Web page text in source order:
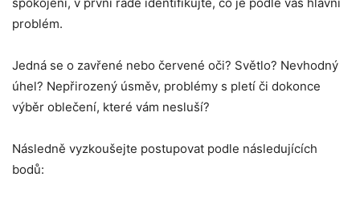
problém.
Jedná se o zavřené nebo červené oči? Světlo? Nevhodný
úhel? Nepřirozený úsměv, problémy s pletí či dokonce
výběr oblečení, které vám nesluší?
Následně vyzkoušejte postupovat podle následujících
bodů: